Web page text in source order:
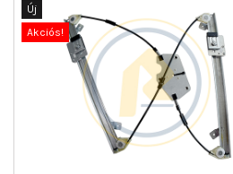
Új
Akciós!